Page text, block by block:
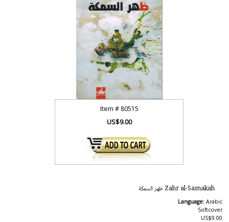
Item # 80515
US$9.00
Zahr al-Samakah ظهر السمكة
Language: Arabic
Softcover
US$9.00